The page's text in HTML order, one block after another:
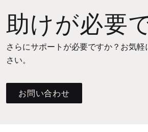
助けが必要
さらにサポートが必要ですか？お気
さい。
お問い合わせ